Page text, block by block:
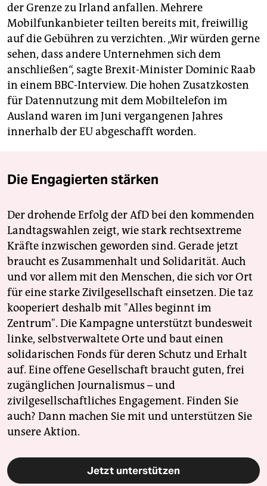
der Grenze zu Irland anfallen. Mehrere
Mobilfunkanbieter teilten bereits mit, freiwillig
auf die Gebühren zu verzichten. „Wir würden gerne
sehen, dass andere Unternehmen sich dem
anschließen“, sagte Brexit-Minister Dominic Raab
in einem BBC-Interview. Die hohen Zusatzkosten
für Datennutzung mit dem Mobiltelefon im
Ausland waren im Juni vergangenen Jahres
innerhalb der EU abgeschafft worden.
Die Engagierten stärken
Der drohende Erfolg der AfD bei den kommenden
Landtagswahlen zeigt, wie stark rechtsextreme
Kräfte inzwischen geworden sind. Gerade jetzt
braucht es Zusammenhalt und Solidarität. Auch
und vor allem mit den Menschen, die sich vor Ort
für eine starke Zivilgesellschaft einsetzen. Die taz
kooperiert deshalb mit "Alles beginnt im
Zentrum". Die Kampagne unterstützt bundesweit
linke, selbstverwaltete Orte und baut einen
solidarischen Fonds für deren Schutz und Erhalt
auf. Eine offene Gesellschaft braucht guten, frei
zugänglichen Journalismus – und
zivilgesellschaftliches Engagement. Finden Sie
auch? Dann machen Sie mit und unterstützen Sie
unsere Aktion.
Jetzt unterstützen